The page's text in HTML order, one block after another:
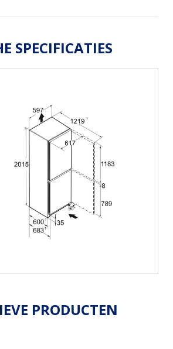
SPECIFICATIES
PRODUCTEN